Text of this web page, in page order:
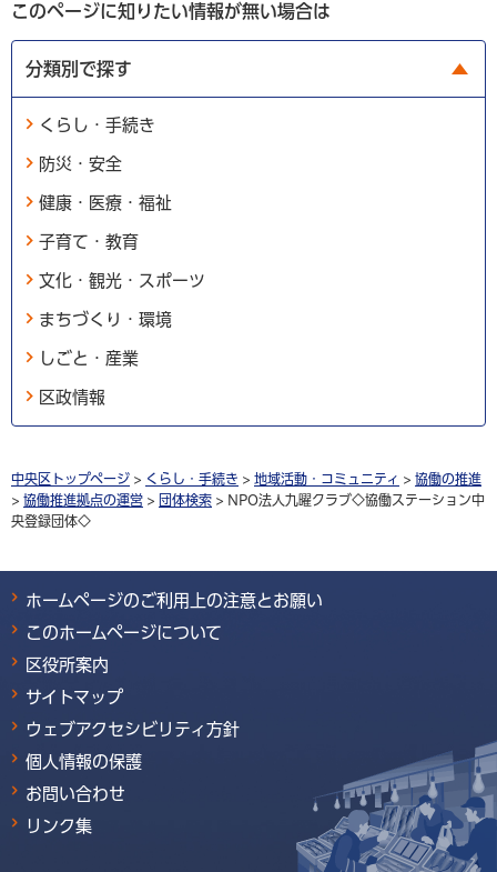
このページに知りたい情報が無い場合は
分類別で探す
くらし・手続き
防災・安全
健康・医療・福祉
子育て・教育
文化・観光・スポーツ
まちづくり・環境
しごと・産業
区政情報
中央区トップページ > くらし・手続き > 地域活動・コミュニティ > 協働の推進
> 協働推進拠点の運営 > 団体検索 > NPO法人九曜クラブ◇協働ステーション中
央登録団体◇
ホームページのご利用上の注意とお願い
このホームページについて
区役所案内
サイトマップ
ウェブアクセシビリティ方針
個人情報の保護
お問い合わせ
リンク集